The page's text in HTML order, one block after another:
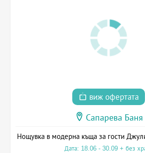
виж офертата
Сапарева Баня
Нощувка в модерна къща за гости
Дата: 18.06 - 30.09 + без